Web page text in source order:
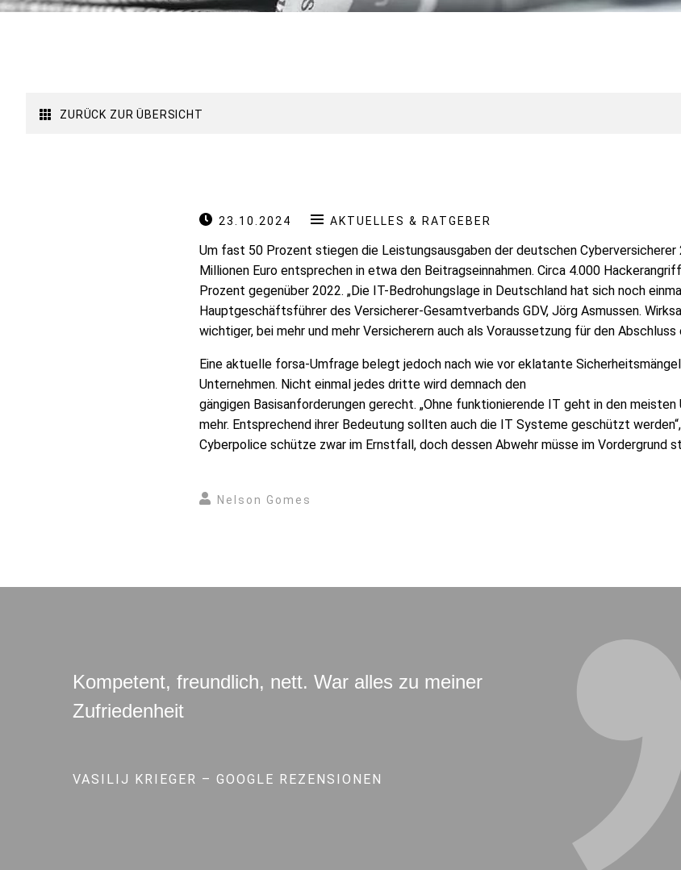
ZURÜCK ZUR ÜBERSICHT
23.10.2024 AKTUELLES & RATGEBER
Um fast 50 Prozent stiegen die Leistungsausgaben der deutschen Cyberversicherer
Millionen Euro entsprechen in etwa den Beitragseinnahmen. Circa 4.000
Prozent gegenüber 2022. „Die IT-Bedrohungslage in Deutschland hat sich noch
Hauptgeschäftsführer des Versicherer-Gesamtverbands GDV, Jörg Asmussen.
wichtiger, bei mehr und mehr Versicherern auch als Voraussetzung für den Abschluss
Eine aktuelle forsa-Umfrage belegt jedoch nach wie vor eklatante
Unternehmen. Nicht einmal jedes dritte wird demnach den
gängigen Basisanforderungen gerecht. „Ohne funktionierende IT geht in den
mehr. Entsprechend ihrer Bedeutung sollten auch die IT Systeme geschützt
Cyberpolice schütze zwar im Ernstfall, doch dessen Abwehr müsse im Vordergrund
Nelson Gomes
Kompetent, freundlich, nett. War alles zu meiner
Zufriedenheit
VASILIJ KRIEGER – GOOGLE REZENSIONEN